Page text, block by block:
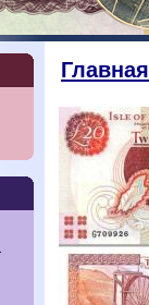
Главная